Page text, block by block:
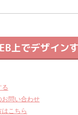
上でデザイン
る
お問い合わせ
こちら